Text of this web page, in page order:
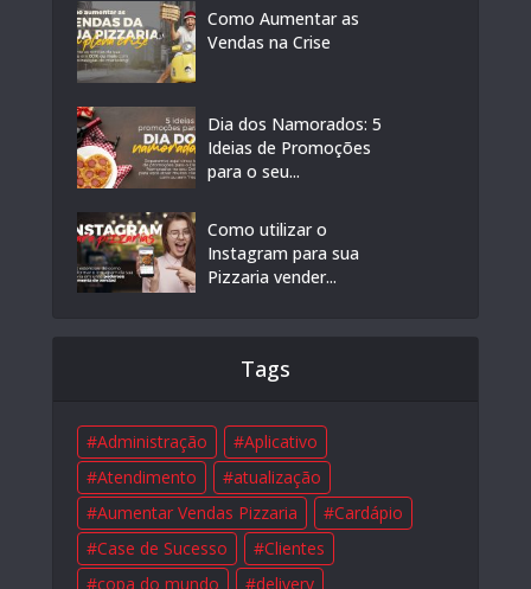
Como Aumentar as
Vendas na Crise
Dia dos Namorados: 5
Ideias de Promoções
para o seu...
Como utilizar o
Instagram para sua
Pizzaria vender...
Tags
Administração
Aplicativo
Atendimento
atualização
Aumentar Vendas Pizzaria
Cardápio
Case de Sucesso
Clientes
copa do mundo
delivery